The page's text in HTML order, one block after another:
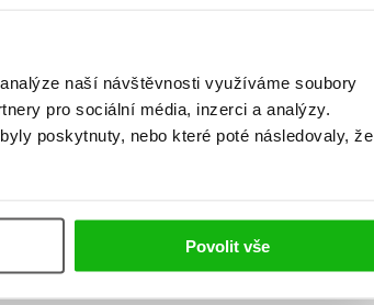
naší návštěvnosti využíváme soubory
pro sociální média, inzerci a analýzy.
poskytnuty, nebo které poté následovaly, že
Povolit vše